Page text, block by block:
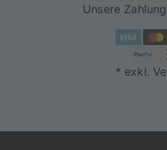
Gewicht tragen
Unsere
* exkl.